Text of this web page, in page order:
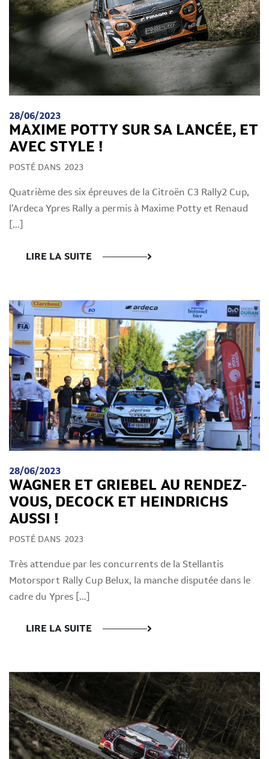
28/06/2023
MAXIME POTTY SUR SA LANCÉE, ET
AVEC STYLE !
POSTÉ DANS 2023
Quatrième des six épreuves de la Citroën C3 Rally2 Cup,
l’Ardeca Ypres Rally a permis à Maxime Potty et Renaud
[…]
LIRE LA SUITE
28/06/2023
WAGNER ET GRIEBEL AU RENDEZ-
VOUS, DECOCK ET HEINDRICHS
AUSSI !
POSTÉ DANS 2023
Très attendue par les concurrents de la Stellantis
Motorsport Rally Cup Belux, la manche disputée dans le
cadre du Ypres […]
LIRE LA SUITE